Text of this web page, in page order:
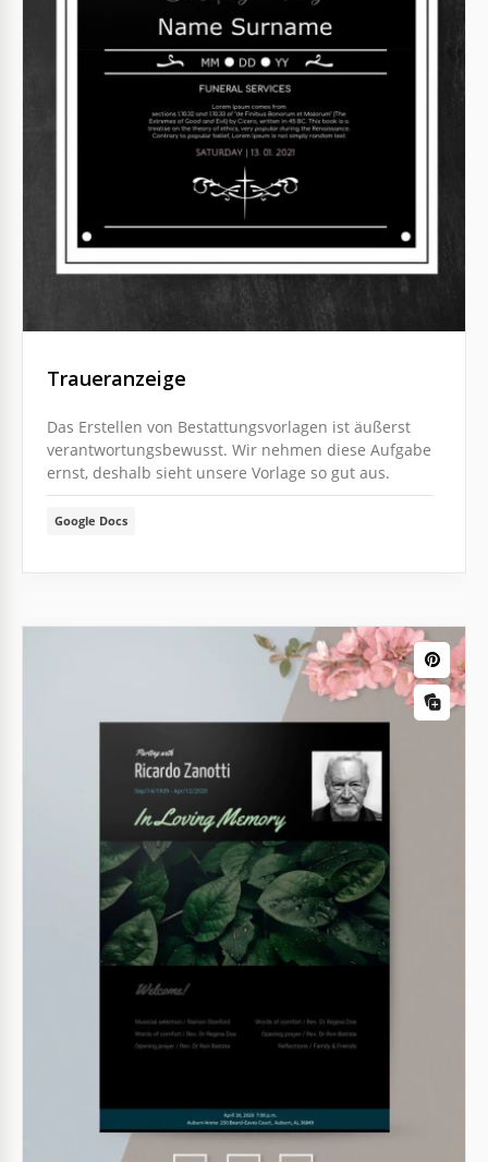
Traueranzeige
Das Erstellen von Bestattungsvorlagen ist äußerst
verantwortungsbewusst. Wir nehmen diese Aufgabe
ernst, deshalb sieht unsere Vorlage so gut aus.
Google Docs